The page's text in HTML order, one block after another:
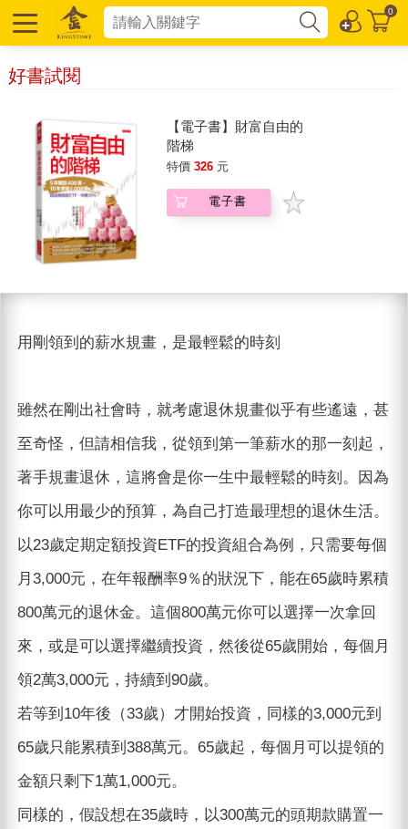
0
好書試閱
【電子書】財富自由的
階梯
特價 326 元
電子書
用剛領到的薪水規畫，是最輕鬆的時刻
雖然在剛出社會時，就考慮退休規畫似乎有些遙遠，甚
至奇怪，但請相信我，從領到第一筆薪水的那一刻起，
著手規畫退休，這將會是你一生中最輕鬆的時刻。因為
你可以用最少的預算，為自己打造最理想的退休生活。
以23歲定期定額投資ETF的投資組合為例，只需要每個
月3,000元，在年報酬率9％的狀況下，能在65歲時累積
800萬元的退休金。這個800萬元你可以選擇一次拿回
來，或是可以選擇繼續投資，然後從65歲開始，每個月
領2萬3,000元，持續到90歲。
若等到10年後（33歲）才開始投資，同樣的3,000元到
65歲只能累積到388萬元。65歲起，每個月可以提領的
金額只剩下1萬1,000元。
同樣的，假設想在35歲時，以300萬元的頭期款購置一